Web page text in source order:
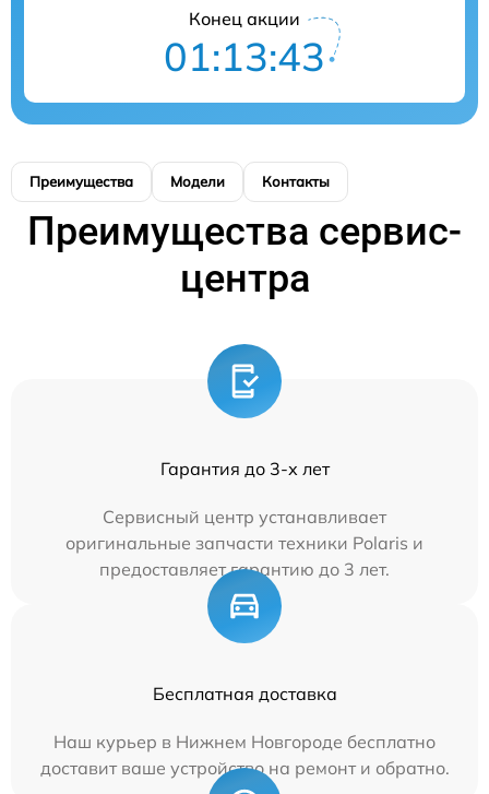
Конец акции
01:13:43
Преимущества Модели Контакты
Преимущества сервис-
центра
Гарантия до 3-х лет
Сервисный центр устанавливает
оригинальные запчасти техники Polaris и
предоставляет гарантию до 3 лет.
Бесплатная доставка
Наш курьер в Нижнем Новгороде бесплатно
доставит ваше устройство на ремонт и обратно.